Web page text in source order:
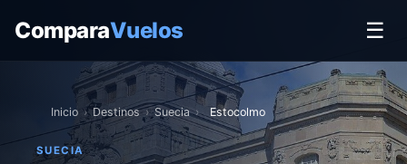
ComparaVuelos ☰
Inicio › Destinos › Suecia › Estocolmo
SUECIA